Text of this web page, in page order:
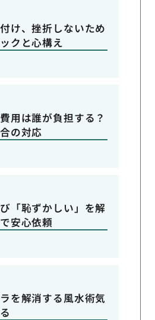
け、挫折しないため
クと心構え
用は誰が負担する？
の対応
「恥ずかしい」を解
安心依頼
を解消する風水術気